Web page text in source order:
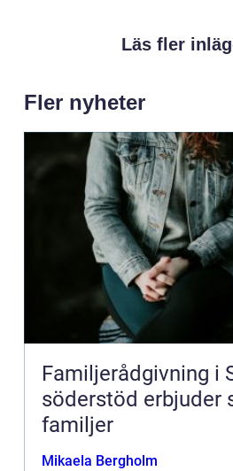
Läs fler
Fler nyheter
Familjerådgivning i
söderstöd erbjuder
familjer
Mikaela Bergholm